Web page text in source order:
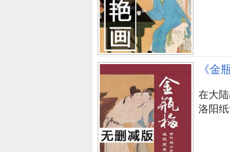
《金
在大
洛阳